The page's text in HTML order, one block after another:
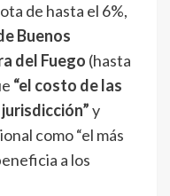
de hasta el 6%,
Buenos
del Fuego (hasta
“el costo de las
y
como “el más
a los